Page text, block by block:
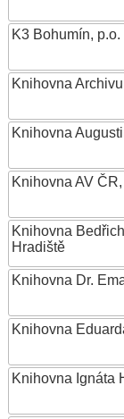
K3 Bohumín,
Knihovna
Knihovna
Knihovna AV ČR,
Knihovna
Hradiště
Knihovna Dr.
Knihovna
Knihovna Ignáta